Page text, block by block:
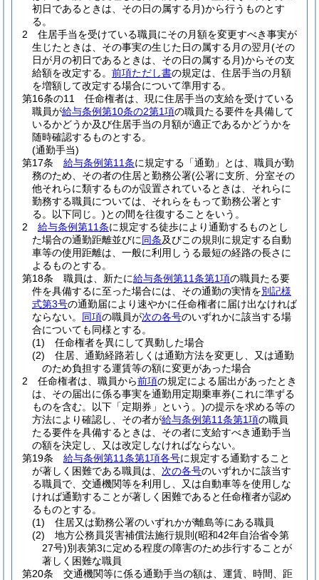
初日であるときは、その日の属する月)から行うものとす
る。
2
住居手当を受けている職員にその月額を変更すべき事実が
生じたときは、その事実の生じた日の属する月の翌月(その
日が月の初日であるときは、その日の属する月)からその支
給額を改定する。 前項ただし書の規定は、住居手当の月額
を増額して改定する場合について準用する。
第16条の11
任命権者は、現に住居手当の支給を受けている
職員が給与条例第10条の2第1項の職員たる要件を具備して
いるかどうか及び住居手当の月額が適正であるかどうかを
随時確認するものとする。
(通勤手当)
第17条
給与条例第11条に規定する「通勤」とは、職員が勤
務のため、その者の住居と勤務公署(公署に支所、分室その
他それらに類するものが設置されているときは、それらに
勤務する職員については、それらをもって勤務公署とす
る。以下同じ。)との間を往復することをいう。
2
給与条例第11条に規定する徒歩により通勤するものとし
た場合の通勤距離並びに同条及びこの規則に規定する自動
車等の使用距離は、一般に利用しうる最短の経路の長さに
よるものとする。
第18条
職員は、新たに給与条例第11条第1項の職員たる要
件を具備するに至った場合には、その通勤の実情を別記様
式第3号の通勤届により速やかに任命権者に届け出なければ
ならない。 同項の職員が次の各号のいずれかに該当する場
合についても同様とする。
(1)
任命権者を異にして異動した場合
(2)
住居、通勤経路若しくは通勤方法を変更し、又は通勤
のため負担する運賃等の額に変更があった場合
2
任命権者は、職員から前項の規定による届出があったとき
は、その届出に係る事実を通勤用定期乗車券(これに準ずる
ものを含む。以下「定期券」という。)の提示を求める等の
方法により確認し、その者が給与条例第11条第1項の職員
たる要件を具備するときは、その者に支給すべき通勤手当
の額を決定し、又は改定しなければならない。
第19条
給与条例第11条第1項各号に規定する通勤すること
が著しく困難である職員は、 次の各号のいずれかに該当す
る職員で、交通機関等を利用し、又は自動車等を使用しな
ければ通勤することが著しく困難であると任命権者が認め
るものとする。
(1)
住居又は勤務公署のいずれかが離島等にある職員
(2)
地方公務員災害補償法施行規則 (昭和42年自治省令第
27号)別表第3に定める程度の障害のため歩行することが
著しく困難な職員
第20条
交通機関等に係る通勤手当の額は、運賃、時間、距